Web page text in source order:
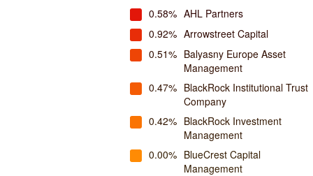
0.58% AHL Partners
0.92% Arrowstreet Capital
0.51% Balyasny Europe Asset
Management
0.47% BlackRock Institutional Trust
Company
0.42% BlackRock Investment
Management
0.00% BlueCrest Capital
Management